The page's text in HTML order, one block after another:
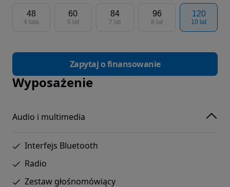
48
4 lata
60
5 lat
84
7 lat
96
8 lat
120
10 lat
Zapytaj o finansowanie
Wyposażenie
Audio i multimedia
Interfejs Bluetooth
Radio
Zestaw głośnomówiący